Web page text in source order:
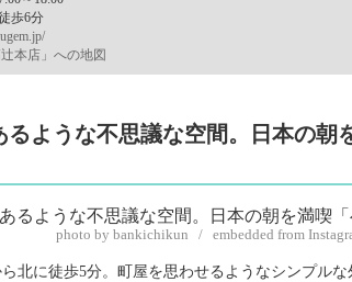
歩6分
辻本店」への地図
るような不思議な空間。日本の朝
photo by bankichikun / embedded from
北に徒歩5分。町屋を思わせるようなシンプル